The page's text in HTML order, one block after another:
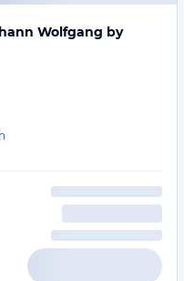
Wolfgang by